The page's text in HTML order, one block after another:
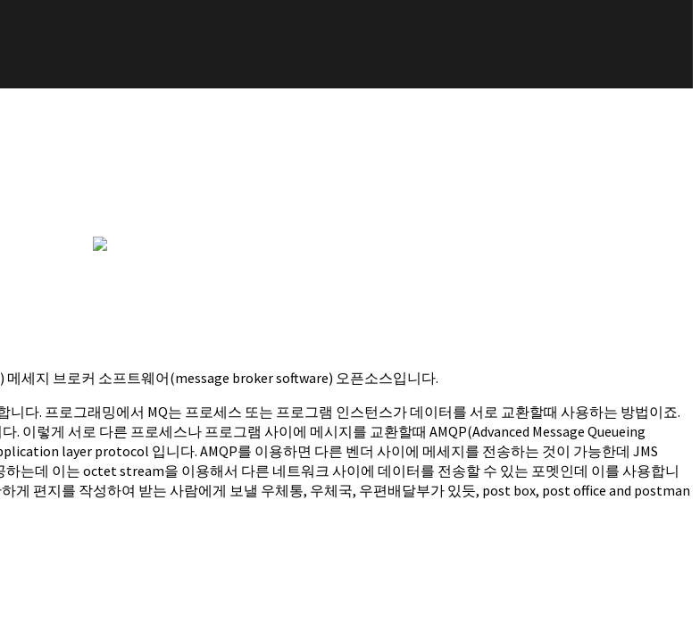
메세지 브로커 소프트웨어(message broker software) 오픈소스입니다.
다. 프로그래밍에서 MQ는 프로세스 또는 프로그램 인스턴스가 데이터를 서로 교환할때 사용하는 방법이죠.
이렇게 서로 다른 프로세스나 프로그램 사이에 메시지를 교환할때 AMQP(Advanced Message Queueing
layer protocol 입니다. AMQP를 이용하면 다른 벤더 사이에 메세지를 전송하는 것이 가능한데 JMS
는데 이는 octet stream을 이용해서 다른 네트워크 사이에 데이터를 전송할 수 있는 포멧인데 이를 사용합니
게 편지를 작성하여 받는 사람에게 보낼 우체통, 우체국, 우편배달부가 있듯, post box, post office and postman